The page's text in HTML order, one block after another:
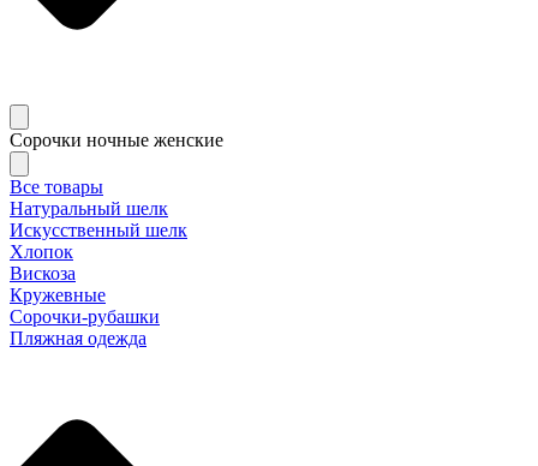
Сорочки ночные женские
Все товары
Натуральный шелк
Искусственный шелк
Хлопок
Вискоза
Кружевные
Сорочки-рубашки
Пляжная одежда